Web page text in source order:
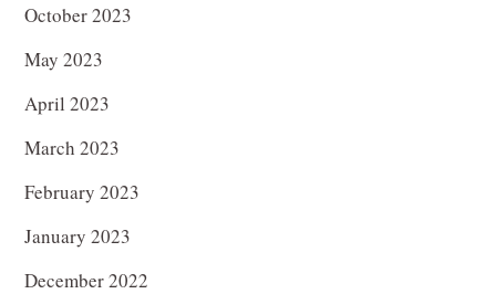
October 2023
May 2023
April 2023
March 2023
February 2023
January 2023
December 2022